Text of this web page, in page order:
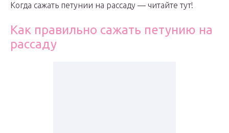
Когда сажать петунии на рассаду — читайте тут!
Как правильно сажать петунию на
рассаду